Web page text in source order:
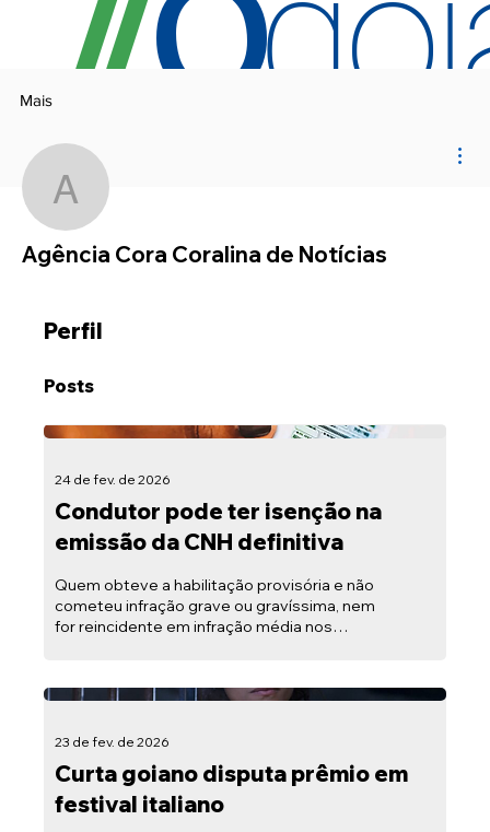
Perfil
Posts
24 de fev. de 2026
Condutor pode ter isenção na
emissão da CNH definitiva
Quem obteve a habilitação provisória e não
cometeu infração grave ou gravíssima, nem
for reincidente em infração média nos
23 de fev. de 2026
Curta goiano disputa prêmio em
festival italiano
Agência Cora Coralina
Agência Cora Coralina de Notícias
Mais